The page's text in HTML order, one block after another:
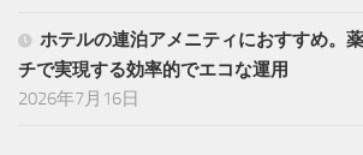
ホテルの連泊アメニティにおすすめ。
チで実現する効率的でエコな運用
2026年7月16日